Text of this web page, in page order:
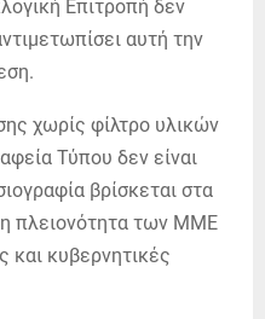
Επιτροπή δεν
αυτή την
χωρίς φίλτρο υλικών
Τύπου δεν είναι
βρίσκεται στα
η πλειονότητα των ΜΜΕ
και κυβερνητικές